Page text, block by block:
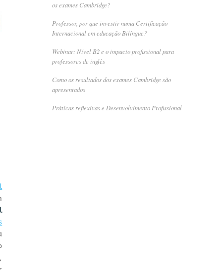
os exames Cambridge?
Professor, por que investir numa Certificação
Internacional em educação Bilíngue?
Webinar: Nível B2 e o impacto profissional para
professores de inglês
Como os resultados dos exames Cambridge são
apresentados
Práticas reflexivas e Desenvolvimento Profissional